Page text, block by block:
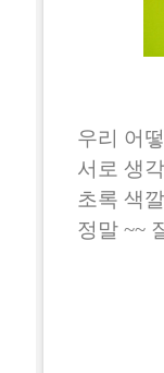
우리 어
서로 생
초록 색
정말 ~~